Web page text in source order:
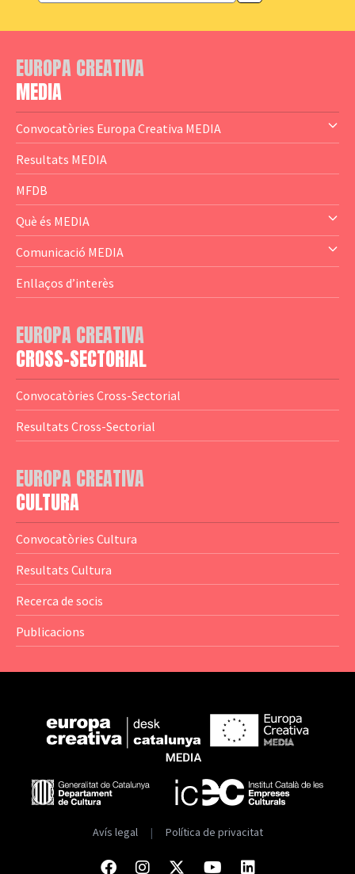
EUROPA CREATIVA
MEDIA
Convocatòries Europa Creativa MEDIA
— Content Cluster
— Business Cluster
— Audience Cluster
— Altres
Resultats MEDIA
MFDB
Què és MEDIA
— El subprograma MEDIA
— Agència Executiva
— Logotips
Comunicació MEDIA
— Estrenes a Catalunya
— Notícies
— Publicacions
— Guies MEDIA
— Altres Guies
— Presentacions
— Estudis
Enllaços d’interès
EUROPA CREATIVA
CROSS-SECTORIAL
Convocatòries Cross-Sectorial
Resultats Cross-Sectorial
EUROPA CREATIVA
CULTURA
Convocatòries Cultura
Resultats Cultura
Recerca de socis
Publicacions
Avís legal | Política de privacitat
FacebookInstagram
TwitterYoutube